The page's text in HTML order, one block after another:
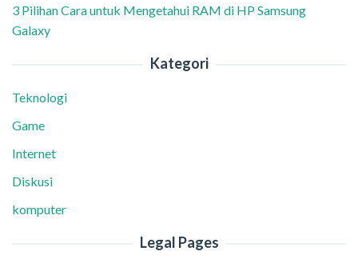
3 Pilihan Cara untuk Mengetahui RAM di HP Samsung
Galaxy
Kategori
Teknologi
Game
Internet
Diskusi
komputer
Legal Pages